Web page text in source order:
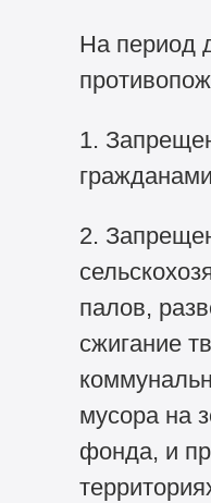
На период
1.
2.
палов,
сжигание
мусора на
фонда, и